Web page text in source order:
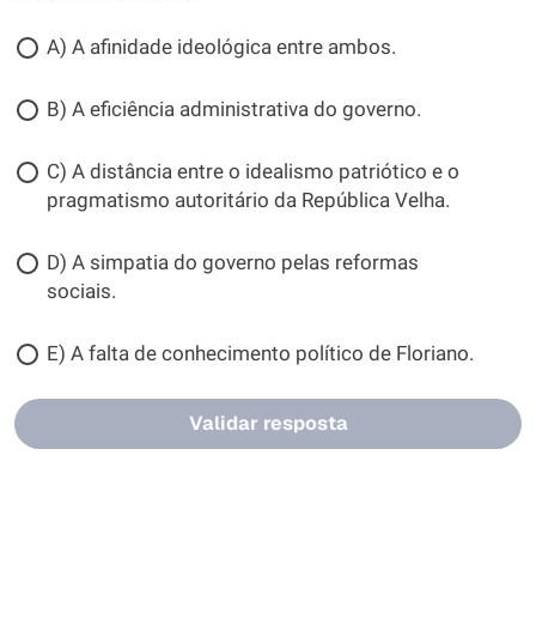
A) A afinidade ideológica entre ambos.
B) A eficiência administrativa do governo.
C) A distância entre o idealismo patriótico e o
pragmatismo autoritário da República Velha.
D) A simpatia do governo pelas reformas
sociais.
E) A falta de conhecimento político de Floriano.
Validar resposta